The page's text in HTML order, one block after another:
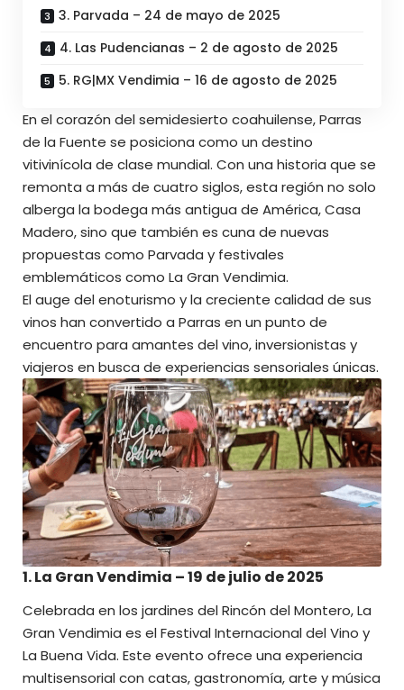
3. Parvada – 24 de mayo de 2025
4. Las Pudencianas – 2 de agosto de 2025
5. RG|MX Vendimia – 16 de agosto de 2025
En el corazón del semidesierto coahuilense, Parras
de la Fuente se posiciona como un destino
vitivinícola de clase mundial. Con una historia que se
remonta a más de cuatro siglos, esta región no solo
alberga la bodega más antigua de América, Casa
Madero, sino que también es cuna de nuevas
propuestas como Parvada y festivales
emblemáticos como La Gran Vendimia.
El auge del enoturismo y la creciente calidad de sus
vinos han convertido a Parras en un punto de
encuentro para amantes del vino, inversionistas y
viajeros en busca de experiencias sensoriales únicas.
1. La Gran Vendimia – 19 de julio de 2025
Celebrada en los jardines del Rincón del Montero,La
Gran Vendimia es el Festival Internacional del Vino y
La Buena Vida. Este evento ofrece una experiencia
multisensorial con catas, gastronomía, arte y música